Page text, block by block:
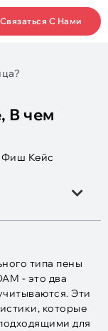
Связаться С Нами
В чем
Кейс
типа пены
- это два
Эти
которые
для